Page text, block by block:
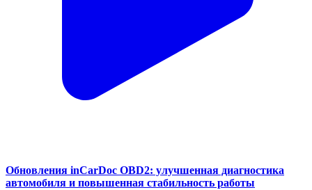
Обновления inCarDoc OBD2: улучшенная диагностика
автомобиля и повышенная стабильность работы